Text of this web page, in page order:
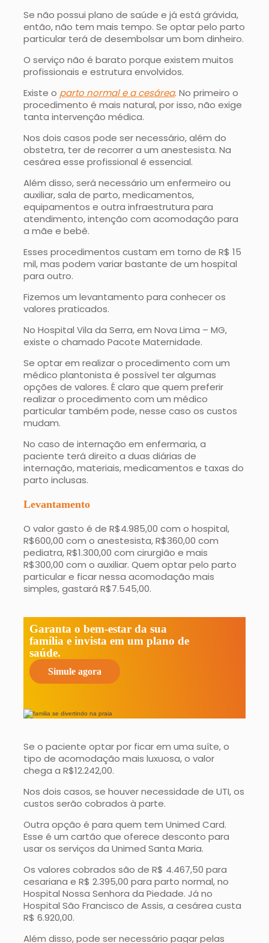
Se não possui plano de saúde e já está grávida,
então, não tem mais tempo. Se optar pelo parto
particular terá de desembolsar um bom dinheiro.
O serviço não é barato porque existem muitos
profissionais e estrutura envolvidos.
Existe o parto normal e a cesárea. No primeiro o
procedimento é mais natural, por isso, não exige
tanta intervenção médica.
Nos dois casos pode ser necessário, além do
obstetra, ter de recorrer a um anestesista. Na
cesárea esse profissional é essencial.
Além disso, será necessário um enfermeiro ou
auxiliar, sala de parto, medicamentos,
equipamentos e outra infraestrutura para
atendimento, intenção com acomodação para
a mãe e bebê.
Esses procedimentos custam em torno de R$ 15
mil, mas podem variar bastante de um hospital
para outro.
Fizemos um levantamento para conhecer os
valores praticados.
No Hospital Vila da Serra, em Nova Lima – MG,
existe o chamado Pacote Maternidade.
Se optar em realizar o procedimento com um
médico plantonista é possível ter algumas
opções de valores. É claro que quem preferir
realizar o procedimento com um médico
particular também pode, nesse caso os custos
mudam.
No caso de internação em enfermaria, a
paciente terá direito a duas diárias de
internação, materiais, medicamentos e taxas do
parto inclusas.
Levantamento
O valor gasto é de R$4.985,00 com o hospital,
R$600,00 com o anestesista, R$360,00 com
pediatra, R$1.300,00 com cirurgião e mais
R$300,00 com o auxiliar. Quem optar pelo parto
particular e ficar nessa acomodação mais
simples, gastará R$7.545,00.
Garanta o bem-estar da sua
família e invista em um plano de
saúde.
Simule agora
Se o paciente optar por ficar em uma suíte, o
tipo de acomodação mais luxuosa, o valor
chega a R$12.242,00.
Nos dois casos, se houver necessidade de UTI, os
custos serão cobrados à parte.
Outra opção é para quem tem Unimed Card.
Esse é um cartão que oferece desconto para
usar os serviços da Unimed Santa Maria.
Os valores cobrados são de R$ 4.467,50 para
cesariana e R$ 2.395,00 para parto normal, no
Hospital Nossa Senhora da Piedade. Já no
Hospital São Francisco de Assis, a cesárea custa
R$ 6.920,00.
Além disso, pode ser necessário pagar pelas